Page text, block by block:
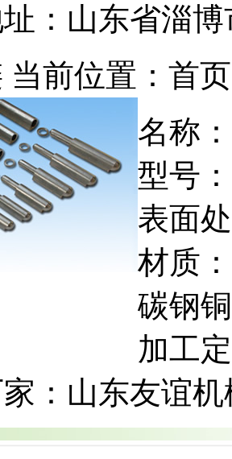
：山东省淄
当前位置：首
名称
型号
表面
材质
碳钢
加工
：山东友谊